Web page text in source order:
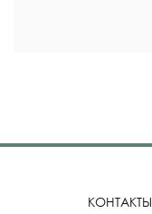
КОНТАКТЫ